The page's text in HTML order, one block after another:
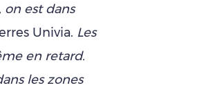
on est dans
Univia. Les
en retard.
les zones